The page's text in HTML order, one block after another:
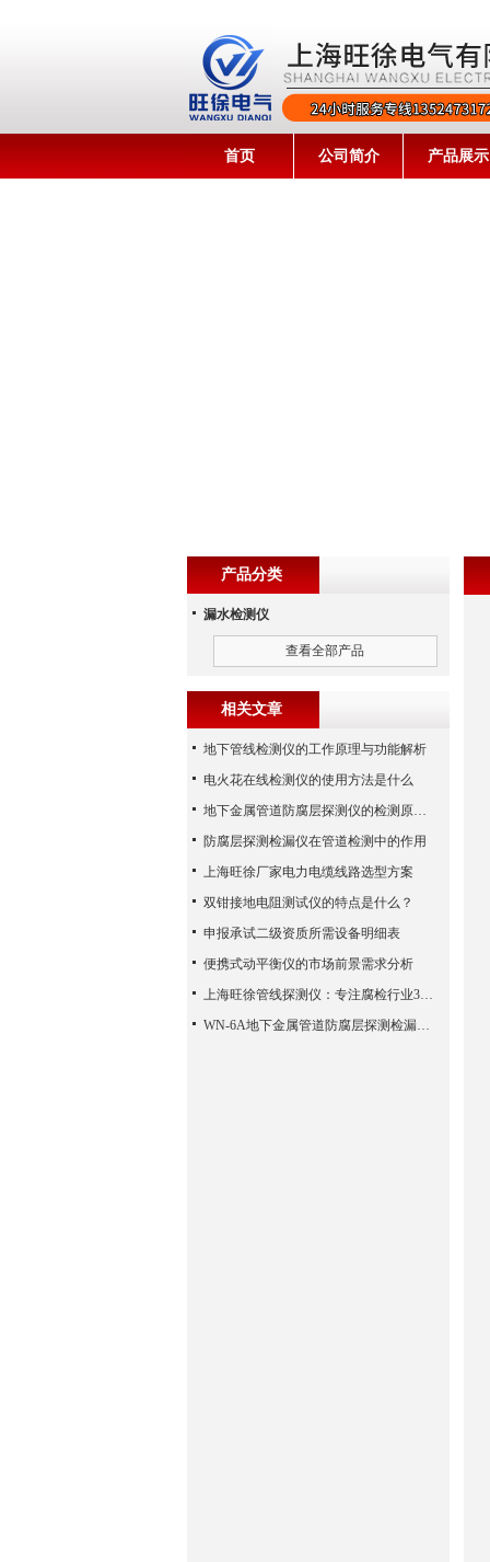
首页 公司简介 产品展示
产品分类
漏水检测仪
查看全部产品
相关文章
地下管线检测仪的工作原理与功能解析
电火花在线检测仪的使用方法是什么
地下金属管道防腐层探测仪的检测原理及方法
防腐层探测检漏仪在管道检测中的作用
上海旺徐厂家电力电缆线路选型方案
双钳接地电阻测试仪的特点是什么？
申报承试二级资质所需设备明细表
便携式动平衡仪的市场前景需求分析
上海旺徐管线探测仪：专注腐检行业30年
WN-6A地下金属管道防腐层探测检漏仪的一些原理方法体验检查报告